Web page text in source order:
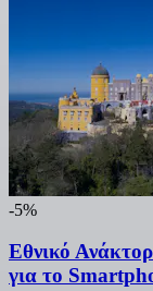
-5%
Εθνικό
για το